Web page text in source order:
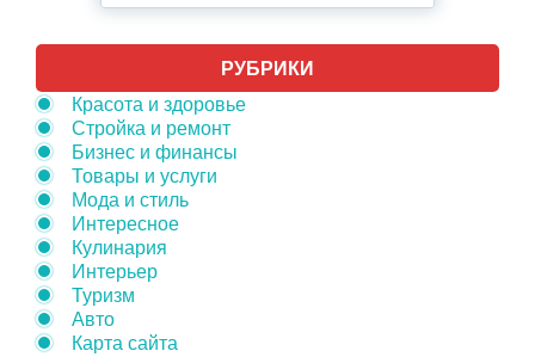
РУБРИКИ
Красота и здоровье
Стройка и ремонт
Бизнес и финансы
Товары и услуги
Мода и стиль
Интересное
Кулинария
Интерьер
Туризм
Авто
Карта сайта